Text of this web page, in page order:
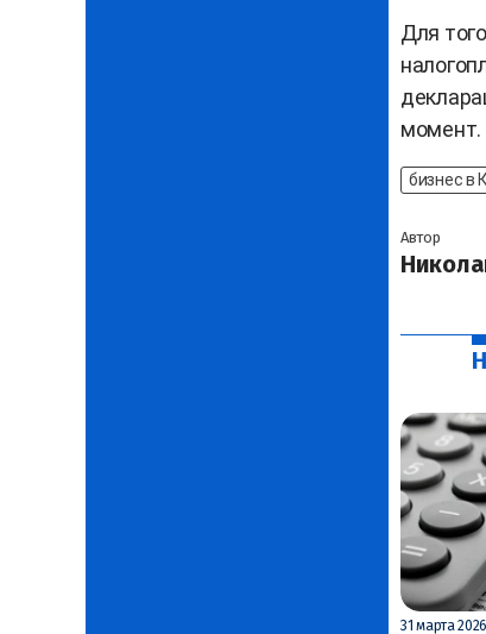
Для
момент.
бизнес в
Автор
31 марта